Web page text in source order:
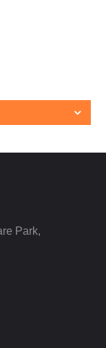
Park,